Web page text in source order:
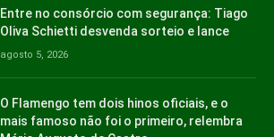
Entre no consórcio com segurança: Tiago
Oliva Schietti desvenda sorteio e lance
agosto 5, 2026
O Flamengo tem dois hinos oficiais, e o
mais famoso não foi o primeiro, relembra